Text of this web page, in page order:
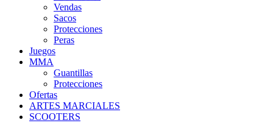
Vendas
Sacos
Protecciones
Peras
Juegos
MMA
Guantillas
Protecciones
Ofertas
ARTES MARCIALES
SCOOTERS